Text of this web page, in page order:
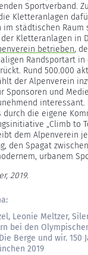
Sportverband.
Kletteranlagen
im städtischen Raum
Kletteranlagen in
betrieben,
Randsportart
Rund 500.000
der Alpenverein
Sponsoren und
interessant.
die eigene
„Climb to
dem Alpenverein
den Spagat
urbanem
2019.
Leonie Meltzer,
bei den
Berge und wir. 150
2019